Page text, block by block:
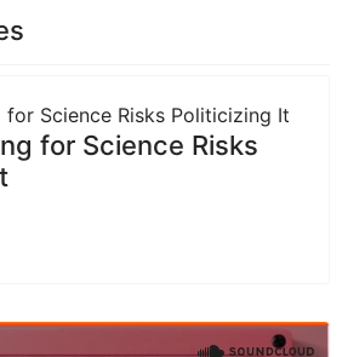
for Science Risks